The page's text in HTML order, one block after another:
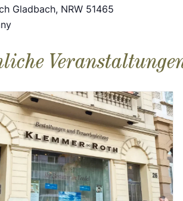
Gladbach, NRW 51465